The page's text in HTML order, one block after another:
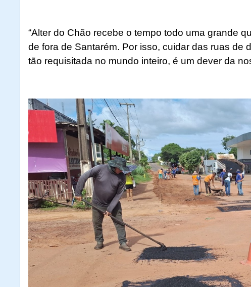
“Alter do Chão recebe o tempo todo uma grande
de fora de Santarém. Por isso, cuidar das ruas de
tão requisitada no mundo inteiro, é um dever da